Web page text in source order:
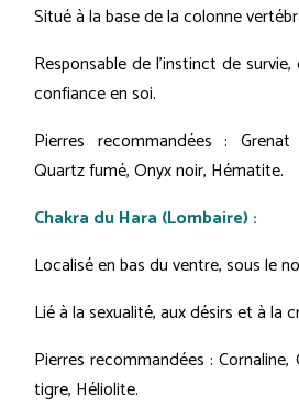
Situé à la base de la colonne
Responsable de l'instinct de
confiance en soi.
Pierres recommandées :
Quartz fumé, Onyx noir, Hématite.
Chakra du Hara (Lombaire) :
Localisé en bas du ventre, sous le
Lié à la sexualité, aux désirs et à la
Pierres recommandées :
tigre, Héliolite.